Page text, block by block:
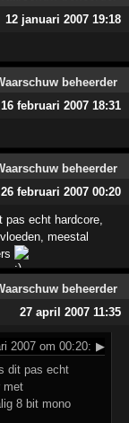
12 januari 2007 19:18
16 februari 2007 18:31
26 februari 2007 00:20
echt hardcore,
meestal
27 april 2007 11:35
2007 om 00:20: ▶
dit pas echt
met
8 bit mono